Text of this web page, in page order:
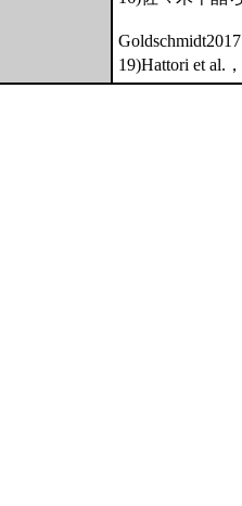
19)Hattori et al.，